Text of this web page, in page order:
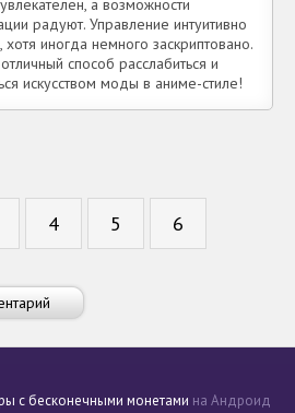
а возможности
радуют. Управление интуитивно
хотя иногда немного заскриптовано.
способ расслабиться и
искусством моды в аниме-стиле!
4 5 6
с бесконечными монетами на Андроид